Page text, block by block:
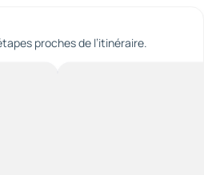
proches de l’itinéraire.